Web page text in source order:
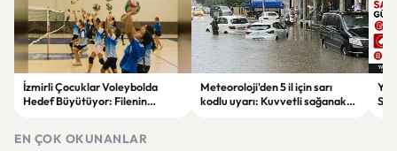
İzmirli Çocuklar Voleybolda
Hedef Büyütüyor: Filenin
Meteoroloji'den 5 il için sarı
kodlu uyarı: Kuvvetli sağanak
EN ÇOK OKUNANLAR